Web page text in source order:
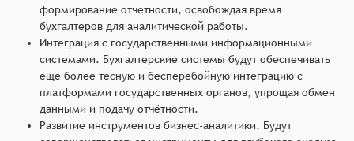
формирование отчётности, освобождая время
бухгалтеров для аналитической работы.
Интеграция с государственными информационными
системами. Бухгалтерские системы будут обеспечивать
ещё более тесную и бесперебойную интеграцию с
платформами государственных органов, упрощая обмен
данными и подачу отчётности.
Развитие инструментов бизнес-аналитики. Будут